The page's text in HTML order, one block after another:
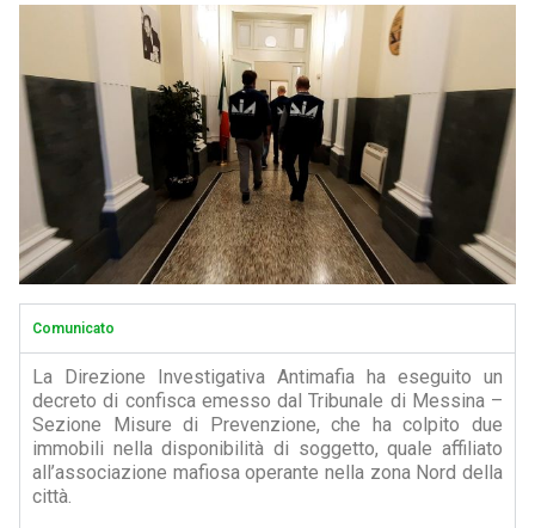
Comunicato
La Direzione Investigativa Antimafia ha eseguito un
decreto di confisca emesso dal Tribunale di Messina –
Sezione Misure di Prevenzione, che ha colpito due
immobili nella disponibilità di soggetto, quale affiliato
all’associazione mafiosa operante nella zona Nord della
città.